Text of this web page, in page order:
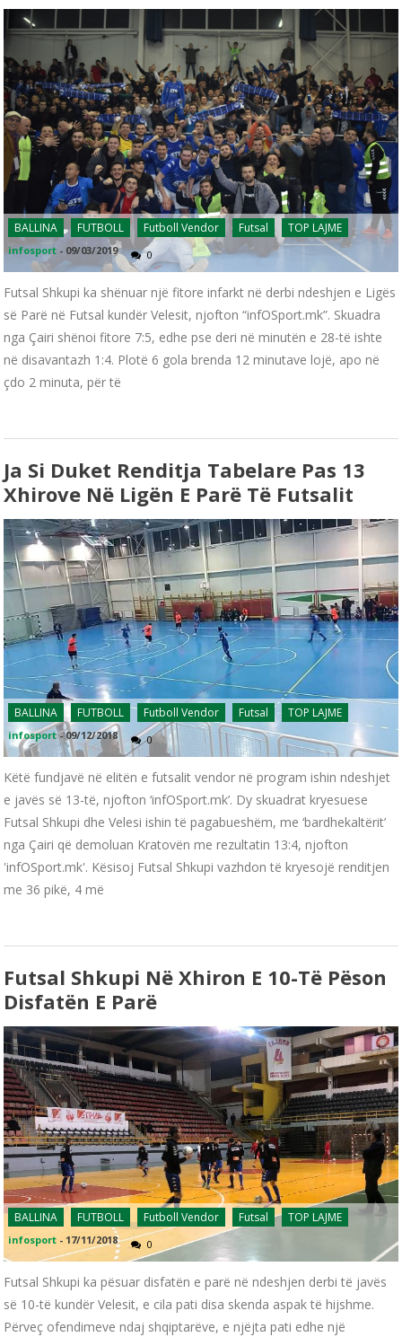
BALLINA FUTBOLL Futboll Vendor Futsal TOP LAJME
infosport - 09/03/2019 0
Futsal Shkupi ka shënuar një fitore infarkt në derbi ndeshjen e Ligës
së Parë në Futsal kundër Velesit, njofton “infOSport.mk”. Skuadra
nga Çairi shënoi fitore 7:5, edhe pse deri në minutën e 28-të ishte
në disavantazh 1:4. Plotë 6 gola brenda 12 minutave lojë, apo në
çdo 2 minuta, për të
Ja Si Duket Renditja Tabelare Pas 13
Xhirove Në Ligën E Parë Të Futsalit
BALLINA FUTBOLL Futboll Vendor Futsal TOP LAJME
infosport -09/12/2018 0
Këtë fundjavë në elitën e futsalit vendor në program ishin ndeshjet
e javës së 13-të, njofton ‘infOSport.mk’. Dy skuadrat kryesuese
Futsal Shkupi dhe Velesi ishin të pagabueshëm, me ‘bardhekaltërit’
nga Çairi që demoluan Kratovën me rezultatin 13:4, njofton
'infOSport.mk'. Kësisoj Futsal Shkupi vazhdon të kryesojë renditjen
me 36 pikë, 4 më
Futsal Shkupi Në Xhiron E 10-Të Pëson
Disfatën E Parë
BALLINA FUTBOLL Futboll Vendor Futsal TOP LAJME
infosport - 17/11/2018 0
Futsal Shkupi ka pësuar disfatën e parë në ndeshjen derbi të javës
së 10-të kundër Velesit, e cila pati disa skenda aspak të hijshme.
Përveç ofendimeve ndaj shqiptarëve, e njëjta pati edhe një